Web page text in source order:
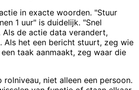
in exacte woorden. "Stuur
1 uur" is duidelijk. "Snel
de actie data verandert,
Als het een bericht stuurt, zeg wie
taak aanmaakt, zeg waar die
rolniveau, niet alleen een persoon.